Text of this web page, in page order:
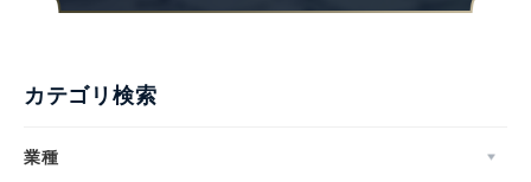
カテゴリ検索
業種